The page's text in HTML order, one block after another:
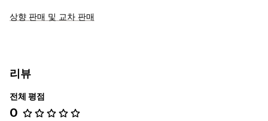
상향 판매 및 교차 판매
리뷰
전체 평점
0